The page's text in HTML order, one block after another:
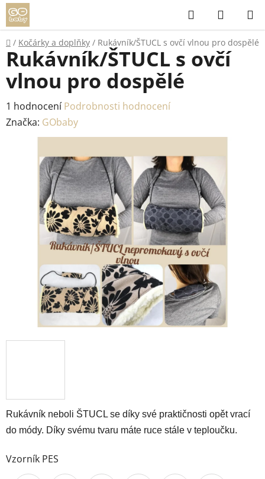
Přejít
na
obsah
Hledat
KOŠÍK
Domů
/ Kočárky a doplňky / Rukávník/ŠTUCL s ovčí vlnou pro dospělé
Rukávník neboli ŠTUCL se díky své praktičnosti opět vrací
do módy. Díky svému tvaru máte ruce stále v teploučku.
Vzorník PES
Rukávník/ŠTUCL s ovčí
vlnou pro dospělé
Průměrné
hodnocení
produktu
hvězdiček.
1 hodnocení Podrobnosti hodnocení
Značka: GObaby